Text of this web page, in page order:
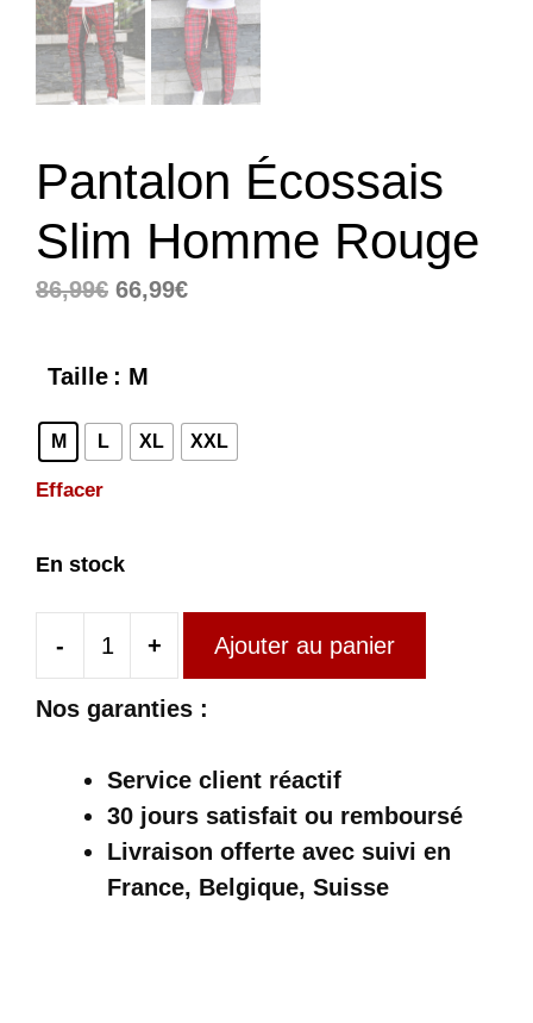
Pantalon Écossais
Slim Homme Rouge
86,99€ Le
86,99€.
66,99€Le
66,99€.
Taille : M
M L XL XXL
Effacer
En stock
-
quantité
de
Écossais
Slim
Homme
Rouge
+ Ajouter au panier
Nos garanties :
Service client réactif
30 jours satisfait ou remboursé
Livraison offerte avec suivi en
France, Belgique, Suisse